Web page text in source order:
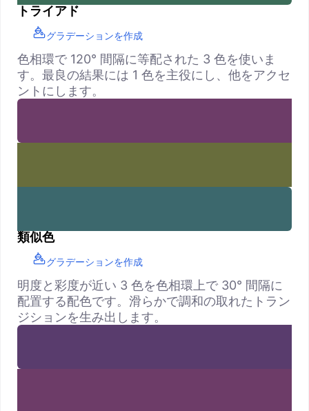
トライアド
グラデーションを作成
色相環で 120° 間隔に等配された 3 色を使いま
す。最良の結果には 1 色を主役にし、他をアクセ
ントにします。
類似色
グラデーションを作成
明度と彩度が近い 3 色を色相環上で 30° 間隔に
配置する配色です。滑らかで調和の取れたトラン
ジションを生み出します。